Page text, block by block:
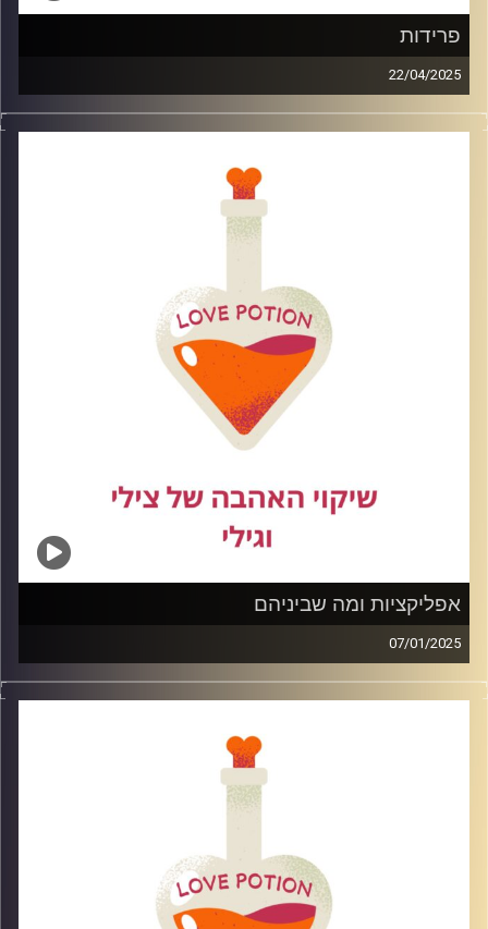
פרידות
22/04/2025
פרידה זה דבר כואב אבל אי אפשר לאכול גלידה כל היום.
שברון לב זה לא דבר נעים אך אפשר תמיד ללמוד ממנו לקחים
ולהפיק את המיטב . בפרק זה נדבר על הפרידה על הכאב ואיך
אנחנו ממשיכים הלאה כדי לא לקרוס להרס ולרחמים העצמיים.
אפליקציות ומה שביניהם
07/01/2025
פעם היינו שומעים את הסיפורים על סבתא וסבא איך הם
הכירו בשידוך בפגישה גורלית או אפילו כשכנים בבית הסמוך
אבל ככל שעוברות השנים היכרות בעידן המודרני נעשות
בעיקר ע"י אפליקציות היכרות בפרק נעסוק מהן האפליקציות
הפופולריות,כיצד נתנהל בהן ומה ההשלכות שלהן